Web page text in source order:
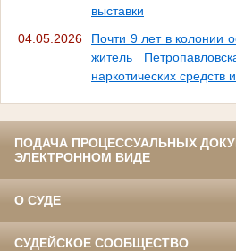
выставки
04.05.2026
Почти 9 лет в колонии
житель
наркотических средств
ПОДАЧА ПРОЦЕССУАЛЬНЫХ
ЭЛЕКТРОННОМ ВИДЕ
О СУДЕ
СУДЕЙСКОЕ СООБЩЕСТВО